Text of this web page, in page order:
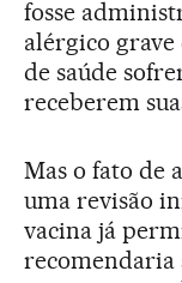
fosse
alérgico
de saúde
receberem
Mas o fato de
uma revisão
vacina já
recomendaria